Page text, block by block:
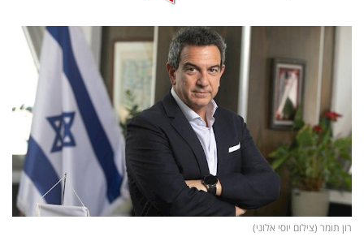
מדדים
ומחקרים
דעות
רכילות
עסקית
קריפטו
ויראלי
רון תומר (צילום יוסי אלוני)